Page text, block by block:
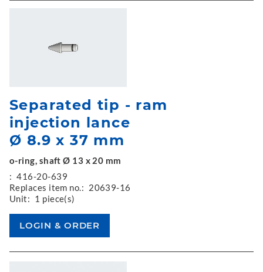
Separated tip - ram
injection lance
Ø 8.9 x 37 mm
o-ring, shaft Ø 13 x 20 mm
: 416-20-639
Replaces item no.: 20639-16
Unit: 1 piece(s)